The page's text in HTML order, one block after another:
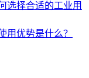
选择合适的工业用
用优势是什么？